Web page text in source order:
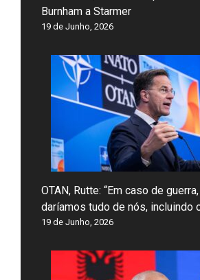
Burnham a Starmer
19 de Junho, 2026
OTAN, Rutte: “Em caso de
daríamos tudo de nós, incluindo
19 de Junho, 2026